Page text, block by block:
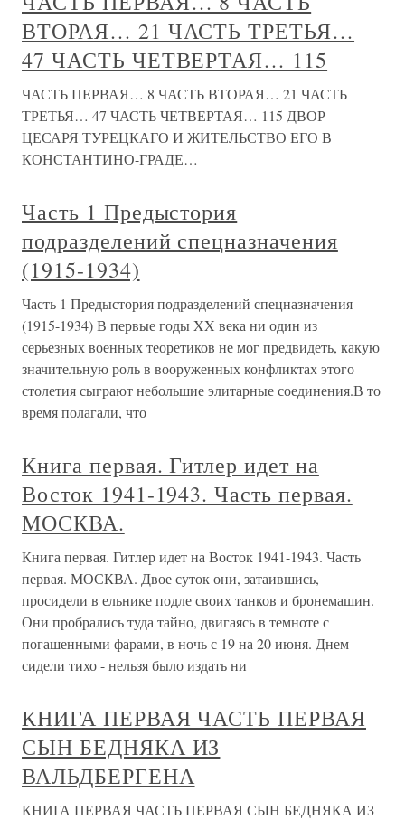
ВТОРАЯ… 21 ЧАСТЬ ТРЕТЬЯ…
47 ЧАСТЬ ЧЕТВЕРТАЯ… 115
ЧАСТЬ ПЕРВАЯ… 8 ЧАСТЬ ВТОРАЯ… 21 ЧАСТЬ
ТРЕТЬЯ… 47 ЧАСТЬ ЧЕТВЕРТАЯ… 115 ДВОР
ЦЕСАРЯ ТУРЕЦКАГО И ЖИТЕЛЬСТВО ЕГО В
КОНСТАНТИНО-ГРАДЕ…
Часть 1 Предыстория
подразделений спецназначения
(1915-1934)
Часть 1 Предыстория подразделений спецназначения
(1915-1934) В первые годы XX века ни один из
серьезных военных теоретиков не мог предвидеть, какую
значительную роль в вооруженных конфликтах этого
столетия сыграют небольшие элитарные соединения.В то
время полагали, что
Книга первая. Гитлер идет на
Восток 1941-1943. Часть первая.
МОСКВА.
Книга первая. Гитлер идет на Восток 1941-1943. Часть
первая. МОСКВА. Двое суток они, затаившись,
просидели в ельнике подле своих танков и бронемашин.
Они пробрались туда тайно, двигаясь в темноте с
погашенными фарами, в ночь с 19 на 20 июня. Днем
сидели тихо - нельзя было издать ни
КНИГА ПЕРВАЯ ЧАСТЬ ПЕРВАЯ
СЫН БЕДНЯКА ИЗ
ВАЛЬДБЕРГЕНА
КНИГА ПЕРВАЯ ЧАСТЬ ПЕРВАЯ СЫН БЕДНЯКА ИЗ